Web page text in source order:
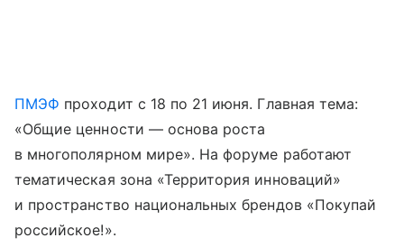
ПМЭФ проходит с 18 по 21 июня. Главная тема:
«Общие ценности — основа роста
в многополярном мире». На форуме работают
тематическая зона «Территория инноваций»
и пространство национальных брендов «Покупай
российское!».